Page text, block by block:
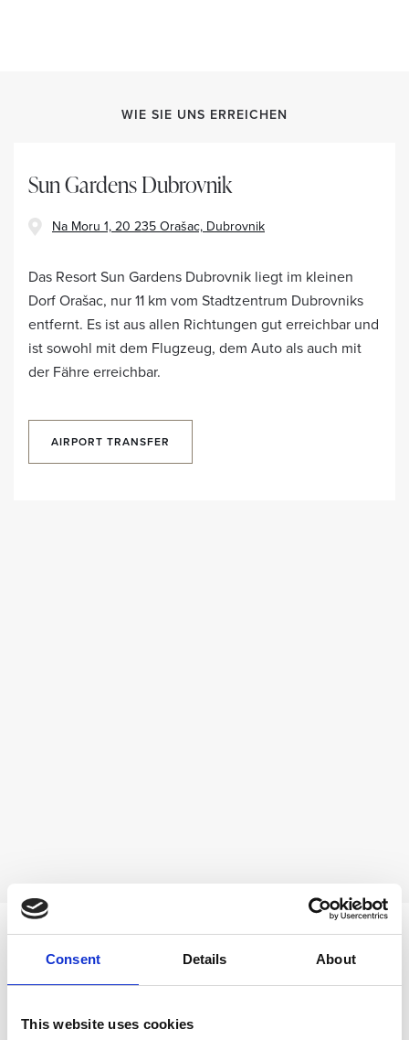
Consent Details About
This website uses cookies
WIE SIE UNS ERREICHEN
Sun Gardens Dubrovnik
Na Moru 1, 20 235 Orašac, Dubrovnik
Das Resort Sun Gardens Dubrovnik liegt im kleinen
Dorf Orašac, nur 11 km vom Stadtzentrum Dubrovniks
entfernt. Es ist aus allen Richtungen gut erreichbar und
ist sowohl mit dem Flugzeug, dem Auto als auch mit
der Fähre erreichbar.
AIRPORT TRANSFER